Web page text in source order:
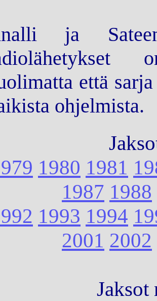
ja
että
ohjelmista.
1980 1981
1987 1988
1993 1994
2001 2002
Jaksot